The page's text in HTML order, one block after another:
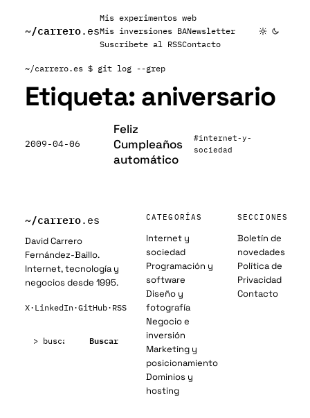
~/carrero.es
Mis experimentos web
Mis inversiones BANewsletter
Suscribete al RSSContacto
~/carrero.es $ git log --grep
Etiqueta: aniversario
2009-04-06
Feliz
Cumpleaños
automático
#internet-y-
sociedad
~/carrero.es
David Carrero
Fernández-Baillo.
Internet, tecnología y
negocios desde 1995.
X· LinkedIn·GitHub· RSS
Buscar
CATEGORÍAS
Internet y
sociedad
Programación y
software
Diseño y
fotografía
Negocio e
inversión
Marketing y
posicionamiento
Dominios y
hosting
SECCIONES
Boletín de
novedades
Política de
Privacidad
Contacto